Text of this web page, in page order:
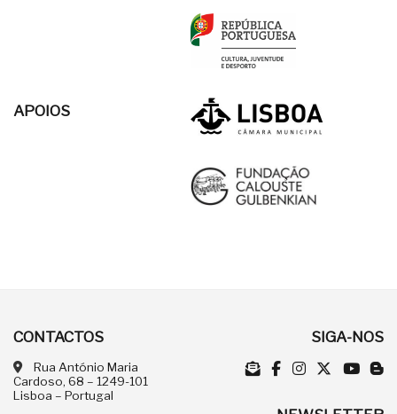
APOIOS
CONTACTOS
Rua António Maria
Cardoso, 68 – 1249-101
Lisboa – Portugal
SIGA-NOS